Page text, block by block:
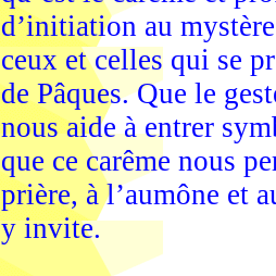
d’initiation au
ceux et celles qui se
de Pâques. Que le
nous aide à entrer
que ce carême nous
prière, à l’aumône et
y invite.